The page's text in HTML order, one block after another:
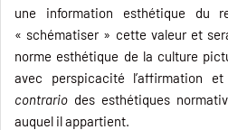
une information esthétique du
« schématiser » cette valeur et
norme esthétique de la culture
avec perspicacité l’affirmation
contrario des esthétiques
auquel il appartient.